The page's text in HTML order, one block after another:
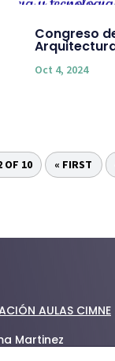
Congreso
Oct 4, 2024
OF 10 « FIRST
AULAS CIMNE
Martinez